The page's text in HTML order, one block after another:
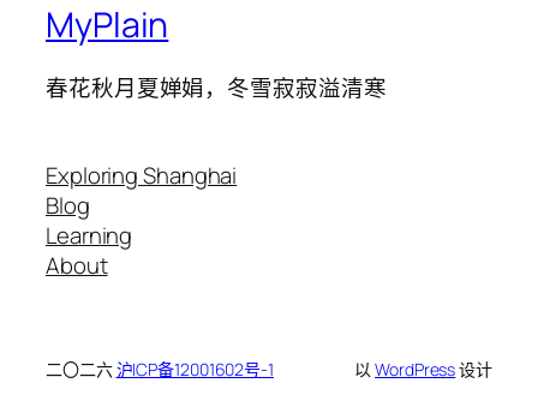
MyPlain
春花秋月夏婵娟，冬雪寂寂溢清寒
Exploring Shanghai
Blog
Learning
About
二〇二六沪ICP备12001602号-1 以WordPress设计